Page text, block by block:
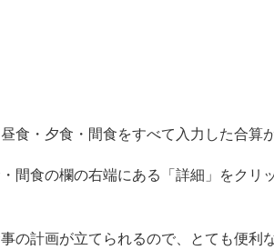
食・夕食・間食をすべて入力した合算
間食の欄の右端にある「詳細」をクリ
の計画が立てられるので、とても便利